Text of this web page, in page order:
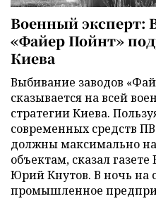
Военный эксперт:
«Файер Пойнт»
Киева
Выбивание заводов
сказывается на всей
стратегии Киева.
современных средств
должны максимально
объектам, сказал
Юрий Кнутов. В ночь на
промышленное